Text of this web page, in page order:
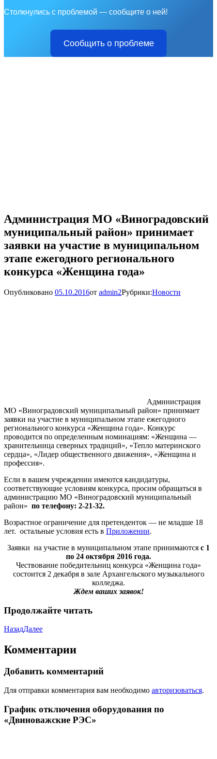
Столкнулись с проблемой — сообщите о ней!
Сообщить о проблеме
Администрация МО «Виноградовский
муниципальный район» принимает
заявки на участие в муниципальном
этапе ежегодного регионального
конкурса «Женщина года»
Опубликовано 05.10.2016от admin2Рубрики:Новости
Администрация
МО «Виноградовский муниципальный район» принимает
заявки на участие в муниципальном этапе ежегодного
регионального конкурса «Женщина года». Конкурс
проводится по определенным номинациям: «Женщина —
хранительница северных традиций», «Тепло материнского
сердца», «Лидер общественного движения», «Женщина и
профессия».
Если в вашем учреждении имеются кандидатуры,
соответствующие условиям конкурса, просим обращаться в
администрацию МО «Виноградовский муниципальный
район» по телефону: 2-21-32.
Возрастное ограничение для претенденток — не младше 18
лет. остальные условия есть в Приложении.
Заявки на участие в муниципальном этапе принимаются с 1
по 24 октября 2016 года.
Чествование победительниц конкурса «Женщина года»
состоится 2 декабря в зале Архангельского музыкального
колледжа.
Ждем ваших заявок!
Продолжайте читать
НазадДалее
Комментарии
Добавить комментарий
Для отправки комментария вам необходимо авторизоваться.
График отключения оборудования по
«Двиноважские РЭС»